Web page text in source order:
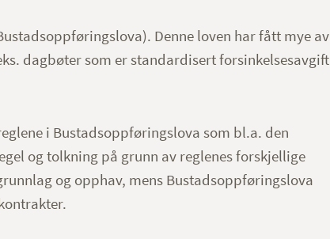
Denne loven har fått mye av
dagbøter som er standardisert forsinkelsesavgift
i Bustadsoppføringslova som bl.a. den
og tolkning på grunn av reglenes forskjellige
og opphav, mens Bustadsoppføringslova